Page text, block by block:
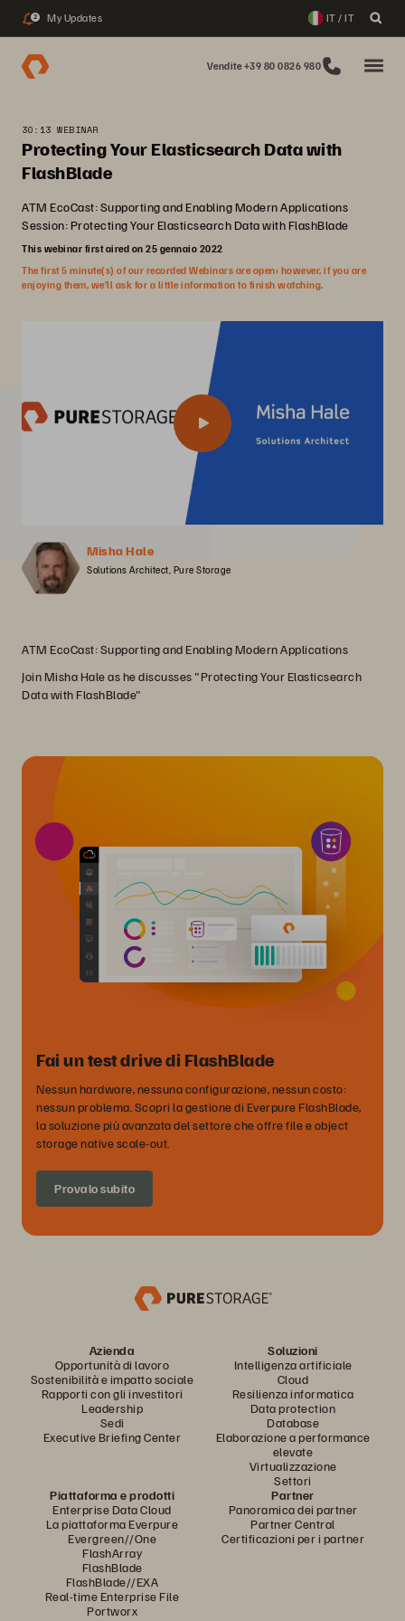
2 My Updates IT / IT
Vendite +39 80 0826 980
30:13 WEBINAR
Protecting Your Elasticsearch Data with
FlashBlade
ATM EcoCast: Supporting and Enabling Modern Applications
Session: Protecting Your Elasticsearch Data with FlashBlade
This webinar first aired on 25 gennaio 2022
The first 5 minute(s) of our recorded Webinars are open; however, if you are
enjoying them, we’ll ask for a little information to finish watching.
Misha Hale
Solutions Architect, Pure Storage
ATM EcoCast: Supporting and Enabling Modern Applications
Join Misha Hale as he discusses "Protecting Your Elasticsearch
Data with FlashBlade"
Fai un test drive di FlashBlade
Nessun hardware, nessuna configurazione, nessun costo:
nessun problema. Scopri la gestione di Everpure FlashBlade,
la soluzione più avanzata del settore che offre file e object
storage native scale-out.
Provalo subito
Azienda
Opportunità di lavoro
Sostenibilità e impatto sociale
Rapporti con gli investitori
Leadership
Sedi
Executive Briefing Center
Soluzioni
Intelligenza artificiale
Cloud
Resilienza informatica
Data protection
Database
Elaborazione a performance
elevate
Virtualizzazione
Settori
Piattaforma e prodotti
Enterprise Data Cloud
La piattaforma Everpure
Evergreen//One
FlashArray
FlashBlade
FlashBlade//EXA
Real-time Enterprise File
Portworx
Partner
Panoramica dei partner
Partner Central
Certificazioni per i partner